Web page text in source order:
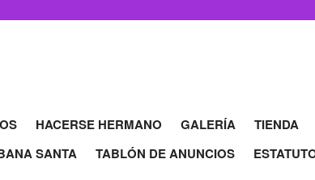
HACERSE HERMANO GALERÍA TIENDA
SANTA TABLÓN DE ANUNCIOS